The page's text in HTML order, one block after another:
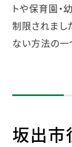
トや保育園・
制限されまし
ない方法の一
坂出市